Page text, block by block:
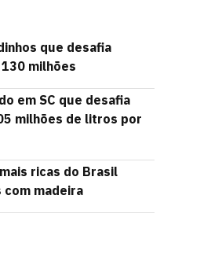
que desafia
milhões
em SC que desafia
milhões de litros por
ricas do Brasil
madeira